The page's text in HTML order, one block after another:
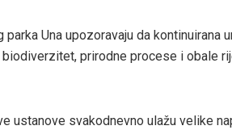
Una upozoravaju da kontinuirana
prirodne procese i obale
ustanove svakodnevno ulažu velike